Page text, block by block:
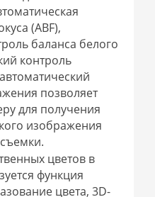
(ABF),
баланса белого
контроль
позволяет
для получения
изображения
цветов в
функция
цвета, 3D-